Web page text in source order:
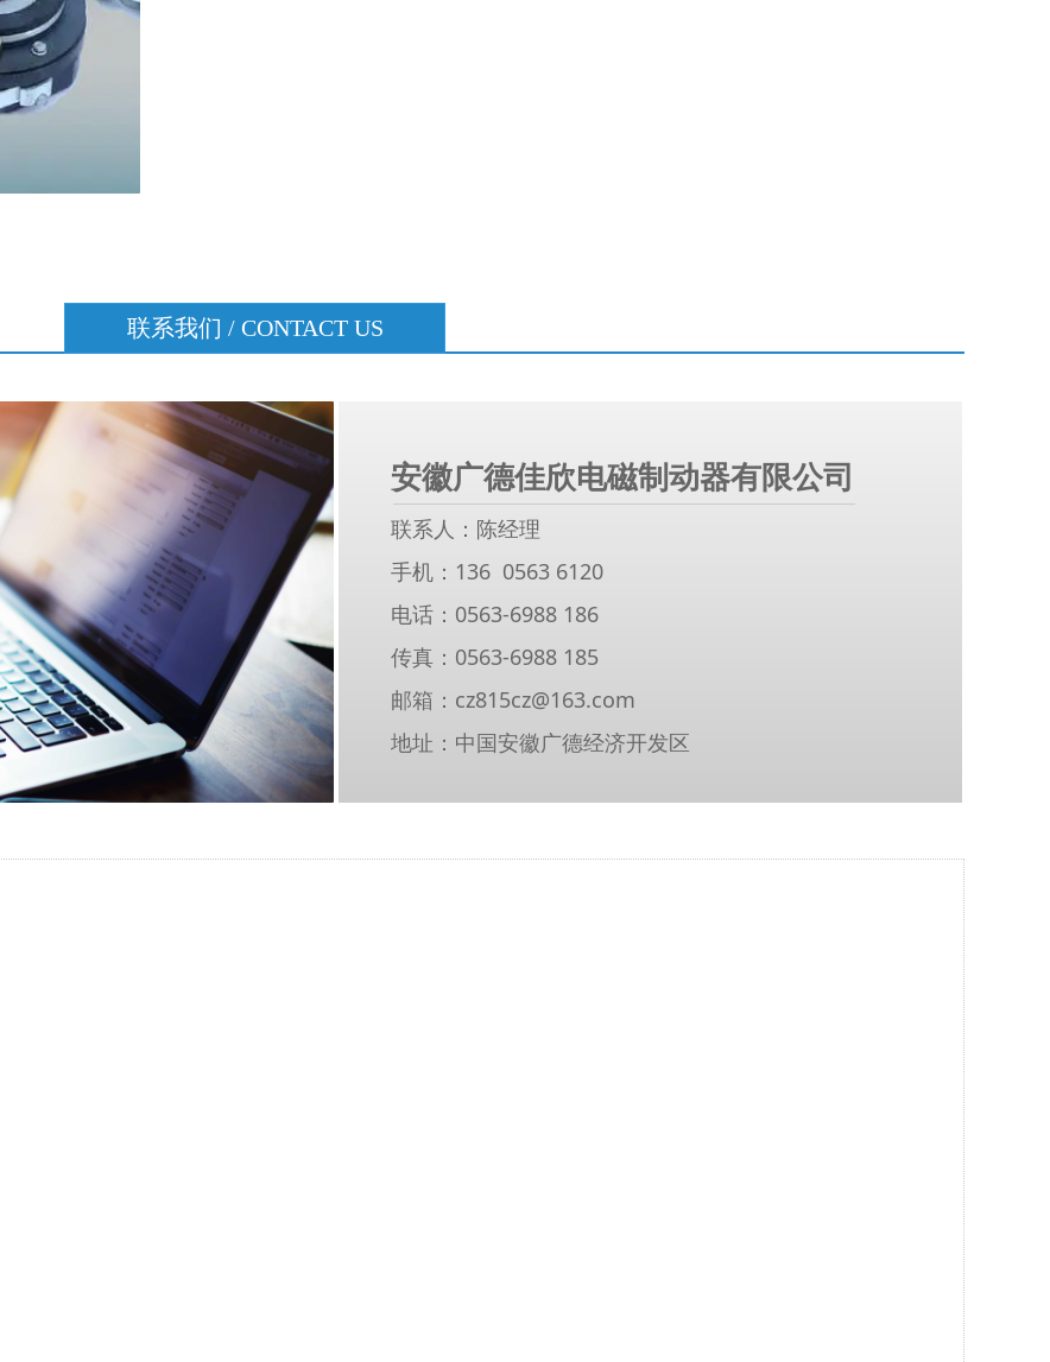
安徽广德佳欣电磁制动器有限公司
联系人：陈经理
手机：136 0563 6120
电话：0563-6988 186
传真：0563-6988 185
邮箱： cz815cz@163.com
地址：中国安徽广德经济开发区
联系我们 / CONTACT US